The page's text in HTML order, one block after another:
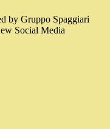
by Gruppo Spaggiari
Social Media